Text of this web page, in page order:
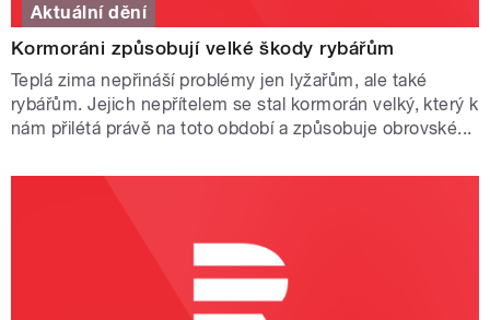
Aktuální dění
Kormoráni způsobují velké škody rybářům
Teplá zima nepřináší problémy jen lyžařům, ale také
rybářům. Jejich nepřítelem se stal kormorán velký, který k
nám přilétá právě na toto období a způsobuje obrovské...